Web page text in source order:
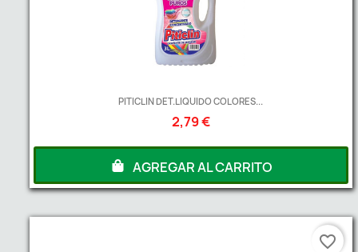
PITICLIN DET.LIQUIDO COLORES...
2,79 €
AGREGAR AL CARRITO
favorite_border